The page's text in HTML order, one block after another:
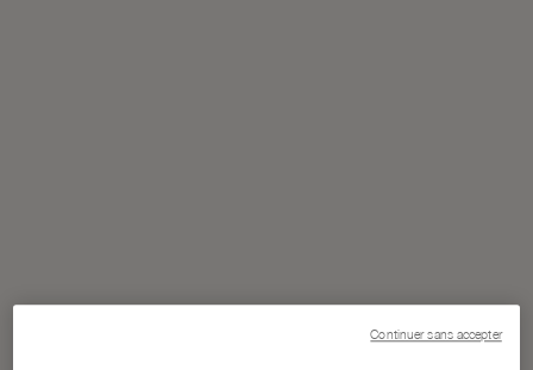
Continuer sans accepter